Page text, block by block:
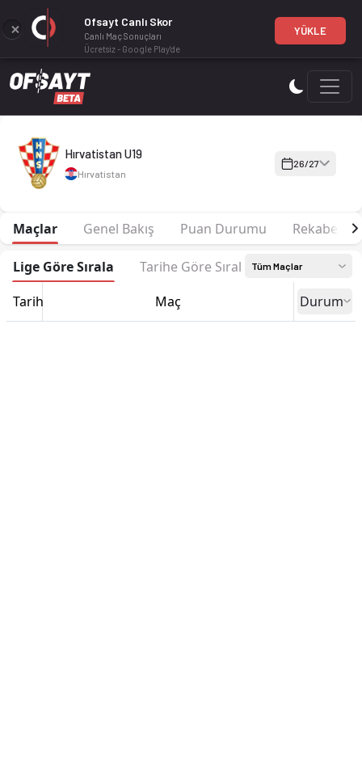
Hırvatistan U19 26-27 sezonu | U19 UEFA Avrupa Şamp.
Hırvatistan U19
Hırvatistan
26/27
Maçlar Genel Bakış Puan Durumu Rekabet
Lige Göre Sırala Tarihe Göre Sırala Tüm Maçlar
Tarih Maç Durum
Ofsayt Canlı Skor
Canlı Maç Sonuçları
Ücretsiz - Google Play'de
YÜKLE